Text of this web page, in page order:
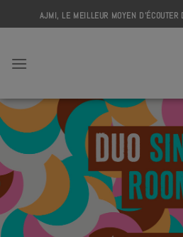
to
AJMI, LE MEILLEUR MOYEN